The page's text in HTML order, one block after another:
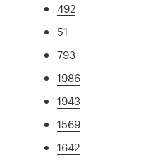
492
51
793
1986
1943
1569
1642